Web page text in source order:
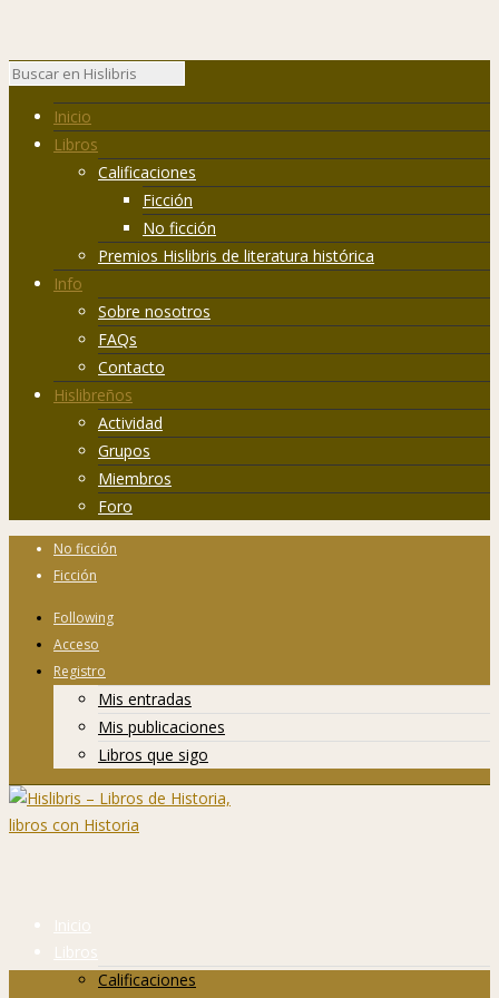
Inicio
Libros
Calificaciones
Ficción
No ficción
Premios Hislibris de literatura histórica
Info
Sobre nosotros
FAQs
Contacto
Hislibreños
Actividad
Grupos
Miembros
Foro
No ficción
Ficción
Following
Acceso
Registro
Mis entradas
Mis publicaciones
Libros que sigo
Inicio
Libros
Calificaciones